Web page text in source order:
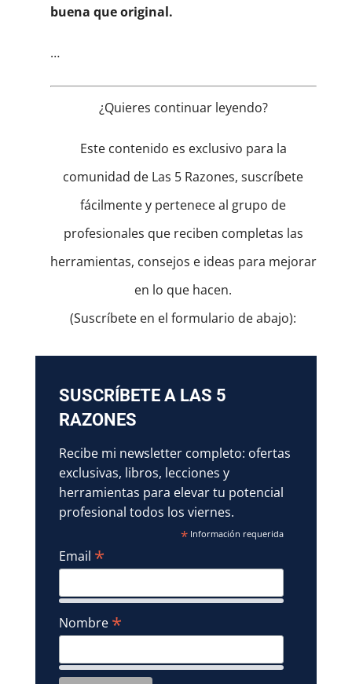
buena que original.
…
¿Quieres continuar leyendo?
Este contenido es exclusivo para la
comunidad de Las 5 Razones, suscríbete
fácilmente y pertenece al grupo de
profesionales que reciben completas las
herramientas, consejos e ideas para mejorar
en lo que hacen.
(Suscríbete en el formulario de abajo):
SUSCRÍBETE A LAS 5
RAZONES
Recibe mi newsletter completo: ofertas
exclusivas, libros, lecciones y
herramientas para elevar tu potencial
profesional todos los viernes.
* Información requerida
Email *
Nombre *